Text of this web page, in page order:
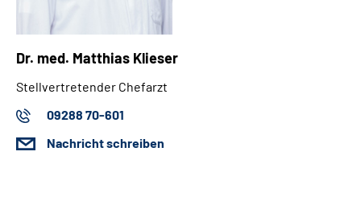
Dr. med. Matthias Klieser
Stellvertretender Chefarzt
09288 70-601
Nachricht schreiben